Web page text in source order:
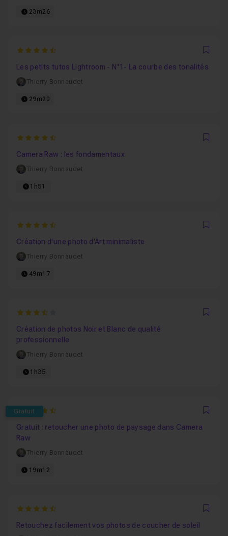
23m26
4.2857142857143
Les petits tutos Lightroom - N°1- La courbe des tonalités
Thierry Bonnaudet
29m20
4.2857142857143
Camera Raw : les fondamentaux
Thierry Bonnaudet
1h51
4.1666666666667
Création d'une photo d'Art minimaliste
Thierry Bonnaudet
49m17
3.5454545454545
Création de photos Noir et Blanc de qualité
professionnelle
Thierry Bonnaudet
1h35
Gratuit
4.1428571428571
Gratuit : retoucher une photo de paysage dans Camera
Raw
Thierry Bonnaudet
19m12
4.6363636363636
Retouchez facilement vos photos de coucher de soleil